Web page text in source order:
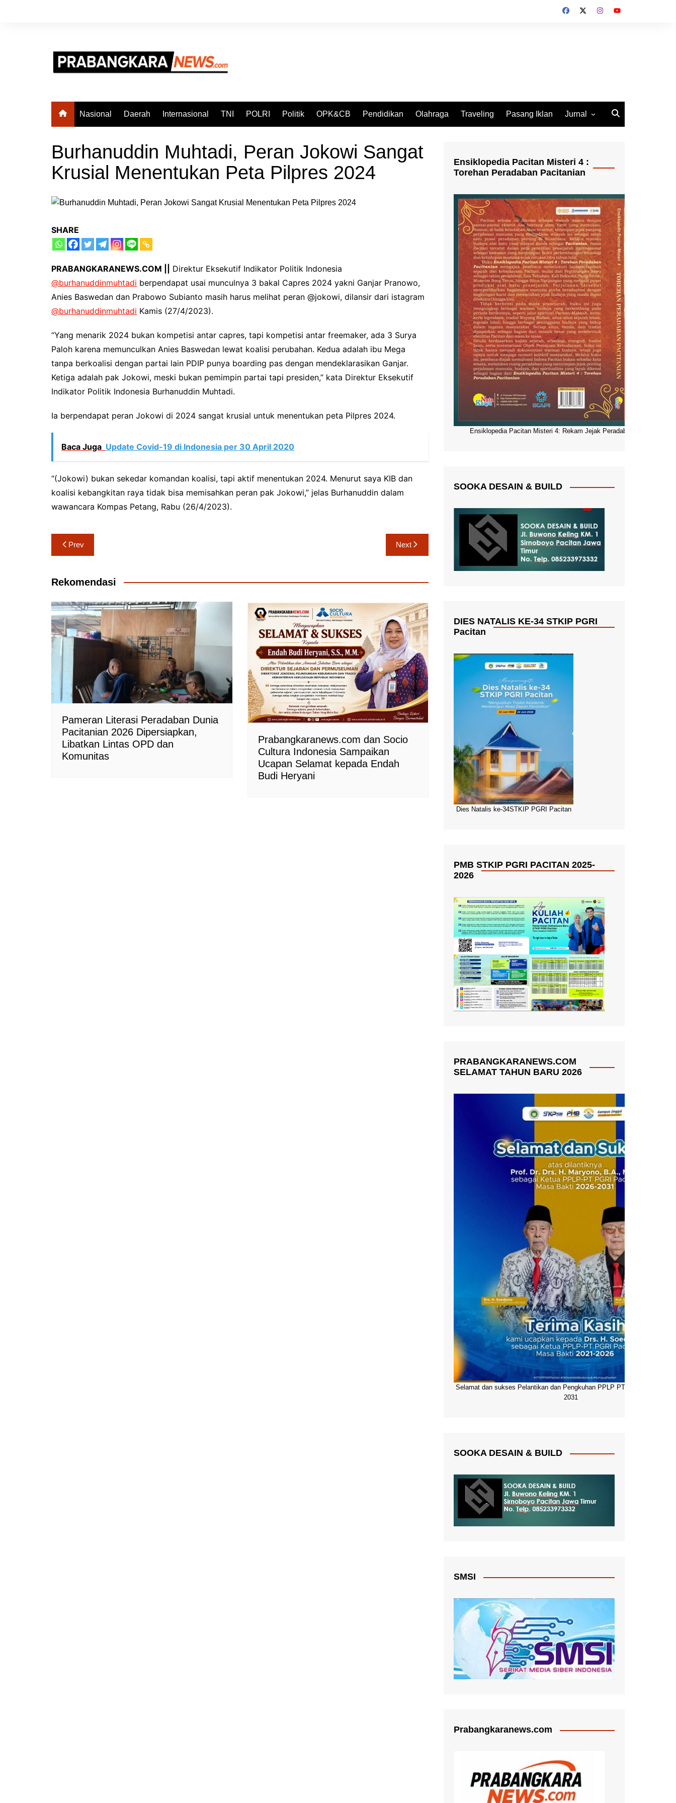
Nasional Daerah Internasional TNI POLRI Politik OPK&CB Pendidikan Olahraga Traveling Pasang Iklan Jurnal
Burhanuddin Muhtadi, Peran Jokowi Sangat
Krusial Menentukan Peta Pilpres 2024
SHARE
PRABANGKARANEWS.COM ||
Direktur Eksekutif Indikator Politik Indonesia
@burhanuddinmuhtadi berpendapat usai munculnya 3 bakal Capres 2024 yakni Ganjar Pranowo,
Anies Baswedan dan Prabowo Subianto masih harus melihat peran @jokowi, dilansir dari istagram
@burhanuddinmuhtadi Kamis (27/4/2023).
“Yang menarik 2024 bukan kompetisi antar capres, tapi kompetisi antar freemaker, ada 3 Surya
Paloh karena memunculkan Anies Baswedan lewat koalisi perubahan. Kedua adalah ibu Mega
tanpa berkoalisi dengan partai lain PDIP punya boarding pas dengan mendeklarasikan Ganjar.
Ketiga adalah pak Jokowi, meski bukan pemimpin partai tapi presiden,” kata Direktur Eksekutif
Indikator Politik Indonesia Burhanuddin Muhtadi.
Ia berpendapat peran Jokowi di 2024 sangat krusial untuk menentukan peta Pilpres 2024.
Baca Juga Update Covid-19 di Indonesia per 30 April 2020
“(Jokowi) bukan sekedar komandan koalisi, tapi aktif menentukan 2024. Menurut saya KIB dan
koalisi kebangkitan raya tidak bisa memisahkan peran pak Jokowi,” jelas Burhanuddin dalam
wawancara Kompas Petang, Rabu (26/4/2023).
Navigasi
pos
Prev Next
Rekomendasi
Pameran Literasi Peradaban Dunia
Pacitanian 2026 Dipersiapkan,
Libatkan Lintas OPD dan
Komunitas
Prabangkaranews.com dan Socio
Cultura Indonesia Sampaikan
Ucapan Selamat kepada Endah
Budi Heryani
Ensiklopedia Pacitan Misteri 4 :
Torehan Peradaban Pacitanian
Ensiklopedia Pacitan Misteri 4: Rekam Jejak Peradaban Dunia
SOOKA DESAIN & BUILD
DIES NATALIS KE-34 STKIP PGRI
Pacitan
Dies Natalis ke-34STKIP PGRI Pacitan
PMB STKIP PGRI PACITAN 2025-
2026
PRABANGKARANEWS.COM
SELAMAT TAHUN BARU 2026
Selamat dan sukses Pelantikan dan Pengkuhan PPLP PT PGRI Pacitan
2031
SOOKA DESAIN & BUILD
SMSI
Prabangkaranews.com